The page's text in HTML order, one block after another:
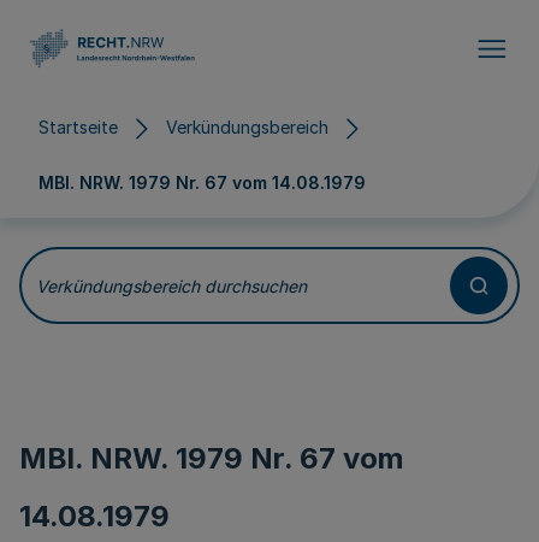
Startseite Verkündungsbereich
MBl. NRW. 1979 Nr. 67 vom 14.08.1979
Verkündungsbereich durchsuchen
MBl. NRW. 1979 Nr. 67 vom
14.08.1979